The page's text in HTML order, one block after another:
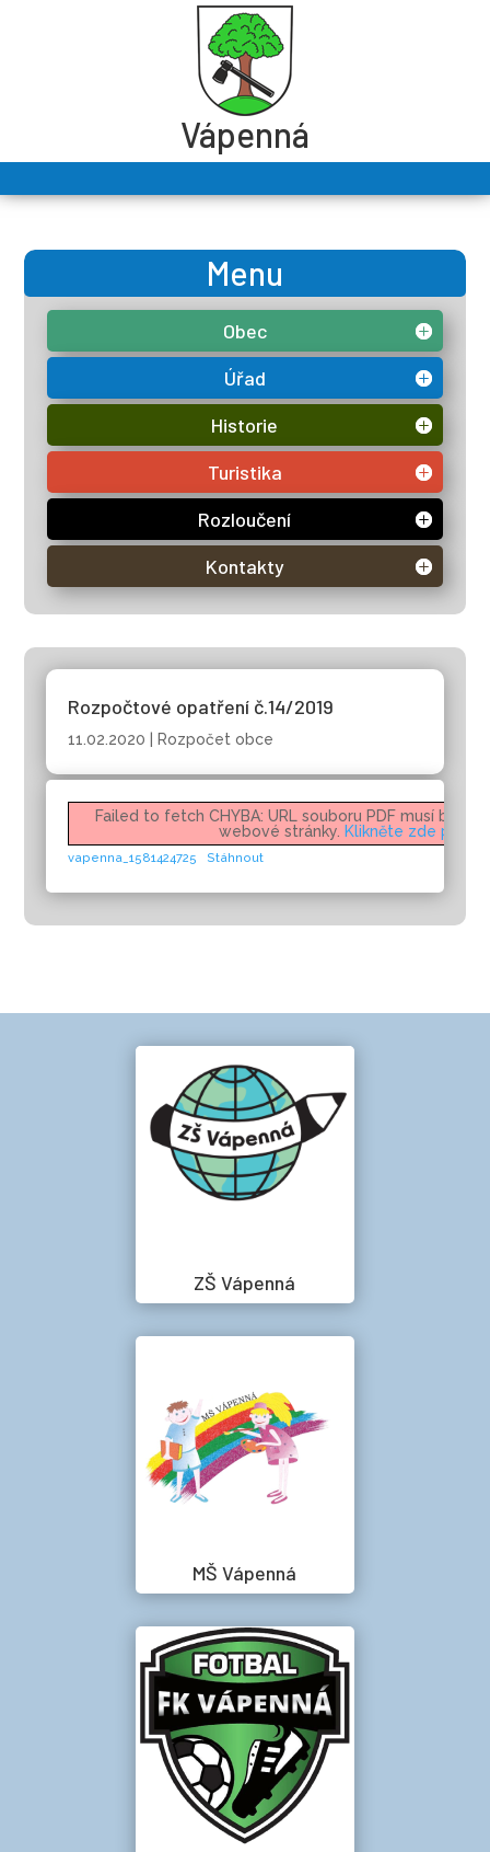
Vápenná
Menu
Obec
Úřad
Historie
Turistika
Rozloučení
Kontakty
Rozpočtové opatření č.14/2019
11.02.2020 Rozpočet obce
Failed to fetch CHYBA: URL souboru PDF musí být
webové stránky. Klikněte zde pro
vapenna_1581424725 Stáhnout
ZŠ Vápenná
MŠ Vápenná